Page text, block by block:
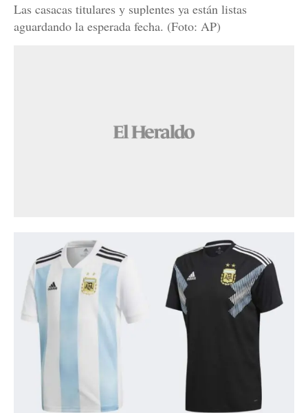
Las casacas titulares y suplentes ya están listas
aguardando la esperada fecha. (Foto: AP)